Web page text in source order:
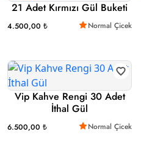
21 Adet Kırmızı Gül Buketi
4.500,00 ₺ Normal Çicek
Vip Kahve Rengi 30 Adet
İthal Gül
6.500,00 ₺ Normal Çicek